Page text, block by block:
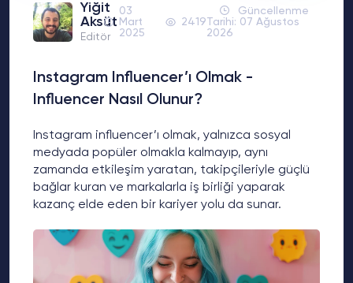
Yiğit
Aksüt
Editör
03
Mart
2025
2419
Güncellenme
Tarihi: 07 Ağustos
2026
Instagram Influencer’ı Olmak -
Influencer Nasıl Olunur?
Instagram influencer’ı olmak, yalnızca sosyal
medyada popüler olmakla kalmayıp, aynı
zamanda etkileşim yaratan, takipçileriyle güçlü
bağlar kuran ve markalarla iş birliği yaparak
kazanç elde eden bir kariyer yolu da sunar.